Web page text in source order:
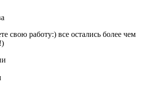
свою работу:) все остались более чем